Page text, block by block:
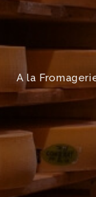
A la